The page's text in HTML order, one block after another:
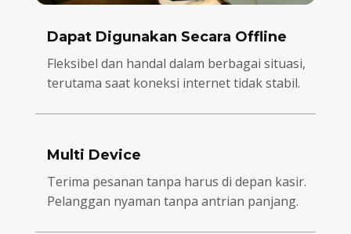
Dapat Digunakan Secara Offline
Fleksibel dan handal dalam berbagai situasi,
terutama saat koneksi internet tidak stabil.
Multi Device
Terima pesanan tanpa harus di depan kasir.
Pelanggan nyaman tanpa antrian panjang.